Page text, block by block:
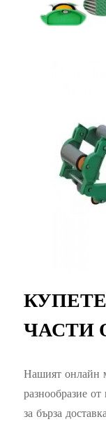
ЧАСТИ
Нашият онлайн
разнообразие
за бърза